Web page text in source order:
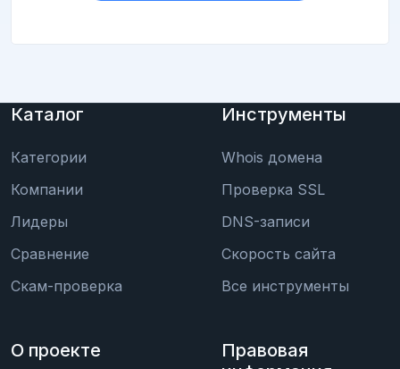
Каталог
Категории
Компании
Лидеры
Сравнение
Скам-проверка
Инструменты
Whois домена
Проверка SSL
DNS-записи
Скорость сайта
Все инструменты
О проекте
Правовая